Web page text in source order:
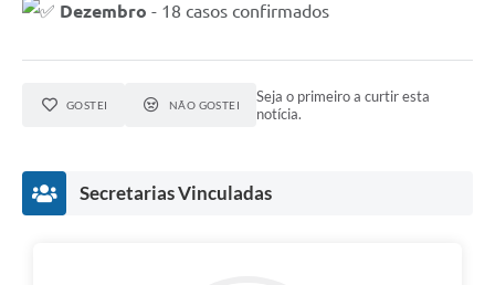
Dezembro - 18 casos confirmados
GOSTEI NÃO GOSTEI
Seja o primeiro a curtir esta
notícia.
Secretarias Vinculadas